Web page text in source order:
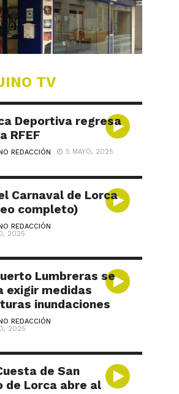
TV
Deportiva regresa
RFEF
REDACCIÓN 5 MAYO, 2025
Carnaval de Lorca
completo)
REDACCIÓN
2025
Lumbreras se
exigir medidas
inundaciones
REDACCIÓN
2025
de San
de Lorca abre al